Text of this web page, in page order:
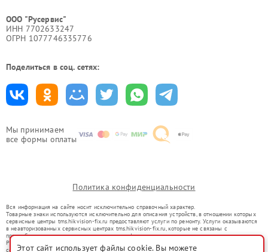
Мы принимаем
все формы оплаты
ООО "Русервис"
ИНН 7702633247
ОГРН 1077746335776
Поделиться в соц. сетях:
Политика конфиденциальности
Вся информация на сайте носит исключительно справочный характер.
Товарные знаки используются исключительно для описания устройств, в отношении которых
сервисные центры tms.hikvision-fix.ru предоставляют услуги по ремонту. Услуги оказываются
в неавторизованных сервисных центрах tms.hikvision-fix.ru, которые не связаны с
правообладателями товарных знаков или их официальными представителями.
Ремонт осуществляется для устройств, уже введенных в гражданский оборот в соответствии
со статьей 1487 ГК РФ.
Этот сайт использует файлы cookie. Вы можете